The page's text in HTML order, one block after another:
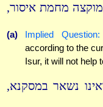
מחמת איסור,
(a) Implied Question:
according to the
Isur, it will not help
נשאר במסקנא,